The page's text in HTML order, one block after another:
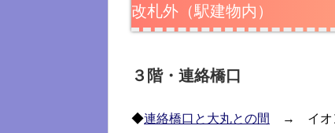
改札外（駅建物内）
３階・連絡橋口
◆連絡橋口と大丸との間 → イオン